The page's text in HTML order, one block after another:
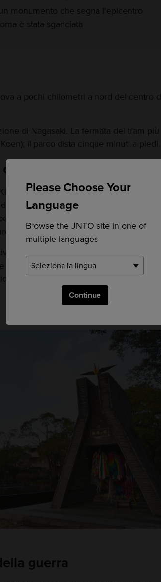
Please Choose Your
Language
Browse the JNTO site in one of
multiple languages
Continue
monumento che segna l'epicentro
è stata sganciata
a pochi chilometri a nord del centro di
di Nagasaki. La fermata del tram più
il parco dista cinque minuti a piedi.
pace
in onore di coloro che persero la
parco è una delle attrazioni principali.
delle armi nucleari e, al tempo
più pacifico.
della caduta della bomba
Cerimonia della pace di Nagasaki e
di pace fatta al mondo intero dal
guerra